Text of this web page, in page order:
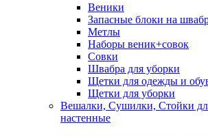
Веники
Запасные блоки на
Метлы
Наборы веник+совок
Совки
Швабра для уборки
Щетки для одежды и
Щетки для уборки
Вешалки, Сушилки, Стойки
настенные